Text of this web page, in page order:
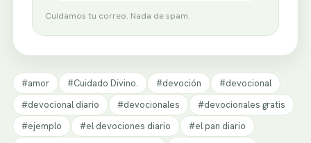
Cuidamos tu correo. Nada de spam.
#amor #Cuidado Divino. #devoción
#devocional
#devocional diario
#devocionales
#devocionales gratis
#ejemplo
#el devociones diario
#el pan diario